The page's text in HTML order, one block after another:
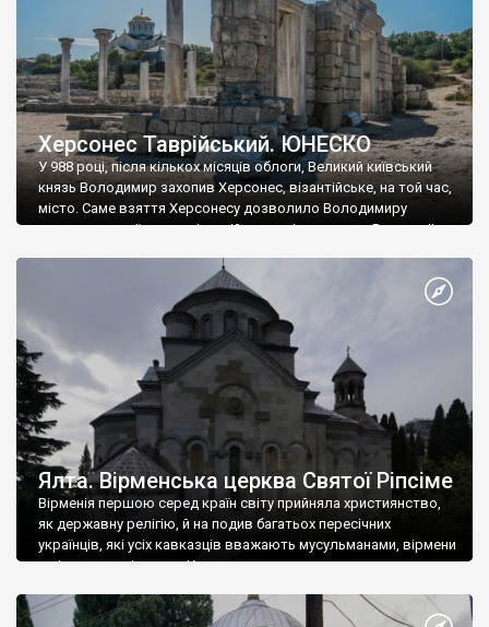
Херсонес Таврійський. ЮНЕСКО
У 988 році, після кількох місяців облоги, Великий київський
князь Володимир захопив Херсонес, візантійське, на той час,
місто. Саме взяття Херсонесу дозволило Володимиру
диктувати свої умови візантійському імператору Василю ІІ, та
Херсонесі Володимир-язичник, став Василем-християнином.
А потім було Хрещення Русі. На честь Херсонесу Таврійського
Ялта. Вірменська церква Святої Ріпсіме
Вірменія першою серед країн світу прийняла християнство,
як державну релігію, й на подив багатьох пересічних
українців, які усіх кавказців вважають мусульманами, вірмени
є відданими вірянами Христа